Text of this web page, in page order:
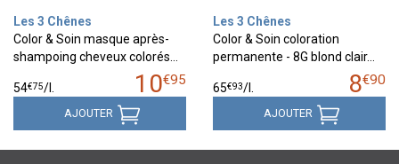
Les 3 Chênes
Color & Soin masque après-
shampoing cheveux colorés…
10€95
54€75/
AJOUTER
Les 3 Chênes
Color & Soin coloration
permanente - 8G blond clair…
8€90
65€93/
AJOUTER